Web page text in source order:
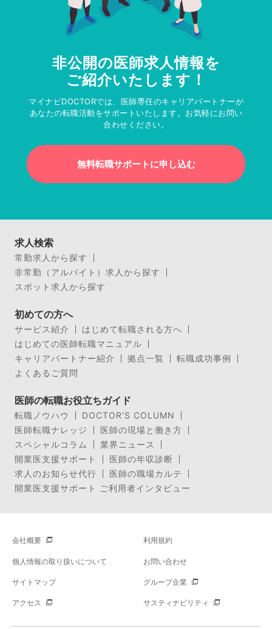
非公開の医師求人情報を
ご紹介いたします！
マイナビDOCTORでは、医師専任のキャリアパートナーが
あなたの転職活動をサポートいたします。お気軽にお問い
合わせください。
無料転職サポートに申し込む
求人検索
常勤求人から探す
非常勤（アルバイト）求人から探す
スポット求人から探す
初めての方へ
サービス紹介
はじめて転職される方へ
はじめての医師転職マニュアル
キャリアパートナー紹介
拠点一覧
転職成功事例
よくあるご質問
医師の転職お役立ちガイド
転職ノウハウ
DOCTOR’S COLUMN
医師転職ナレッジ
医師の現場と働き方
スペシャルコラム
業界ニュース
開業医支援サポート
医師の年収診断
求人のお知らせ代行
医師の職場カルテ
開業医支援サポート ご利用者インタビュー
会社概要 利用規約
個人情報の取り扱いについて お問い合わせ
サイトマップ グループ企業
アクセス サスティナビリティ